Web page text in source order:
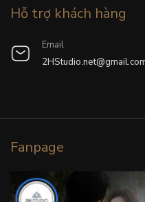
Hỗ trợ khách hàng
Email
Fanpage